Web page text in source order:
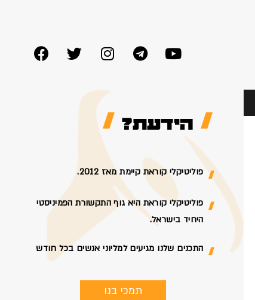
הידעת?
פוליטיקלי קוראת קיימת מאז 2012.
פוליטיקלי קוראת היא גוף התקשורת הפמיניסטי
היחיד בישראל.
התכנים שלנו מגיעים למליוני אנשים בכל חודש
תמכי בנו